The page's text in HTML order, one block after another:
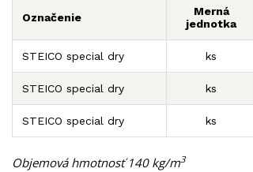
Označenie
Merná
jednotka
STEICO special dry ks
STEICO special dry ks
STEICO special dry ks
Objemová hmotnosť 140 kg/m3